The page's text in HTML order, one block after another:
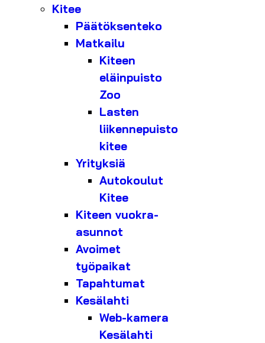
Kitee
Päätöksenteko
Matkailu
Kiteen
eläinpuisto
Zoo
Lasten
liikennepuisto
kitee
Yrityksiä
Autokoulut
Kitee
Kiteen vuokra-
asunnot
Avoimet
työpaikat
Tapahtumat
Kesälahti
Web-kamera
Kesälahti